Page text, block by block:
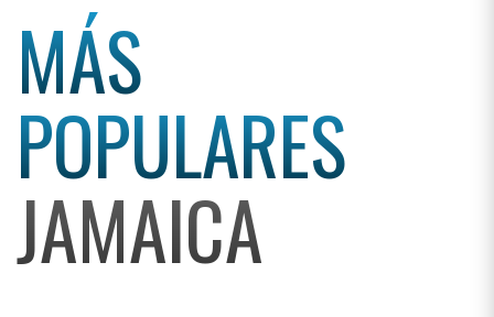
MÁS
POPULARES
JAMAICA